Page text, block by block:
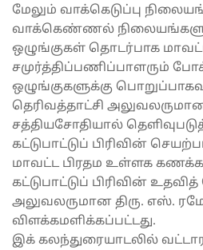
மேலும் வாக்கெடுப்பு
வாக்கெண்ணல்
ஒழுங்குகள் தொடர்பாக
சமுர்த்திப்பணிப்பாளரும்
ஒழுங்குகளுக்கு
தெரிவத்தாட்சி அலுவலருமான
சத்தியசோதியால்
கட்டுபாட்டுப் பிரிவின்
மாவட்ட பிரதம உள்ளக
கட்டுபாட்டுப் பிரிவின்
அலுவலருமான திரு. எஸ்.
விளக்கமளிக்கப்பட்டது.
இக் கலந்துரையாடலில்